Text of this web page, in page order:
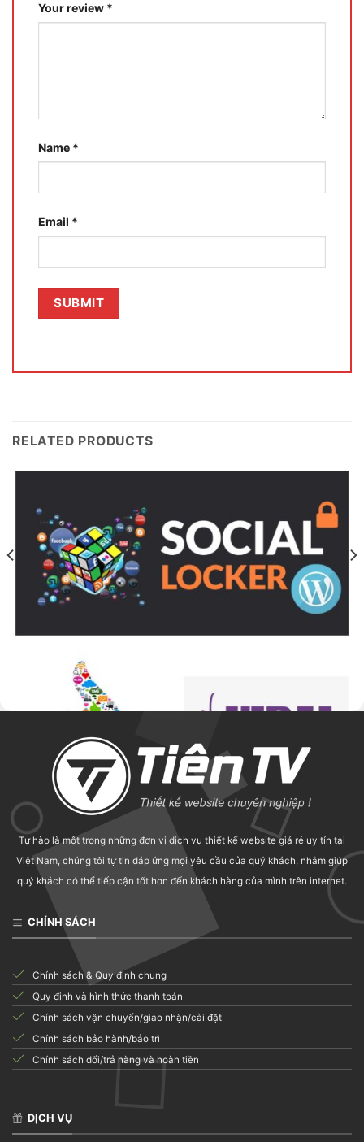
Your review *
Name *
Email *
RELATED PRODUCTS
CODE CANYON
Social Locker for WordPress
50.000₫
Tự hào là một trong những đơn vị dịch vụ thiết kế website giá rẻ uy tín tại
Việt Nam, chúng tôi tự tin đáp ứng mọi yêu cầu của quý khách, nhằm giúp
quý khách có thể tiếp cận tốt hơn đến khách hàng của mình trên internet.
CHÍNH SÁCH
Chính sách & Quy định chung
Quy định và hình thức thanh toán
Chính sách vận chuyển/giao nhận/cài đặt
Chính sách bảo hành/bảo trì
Chính sách đổi/trả hàng và hoàn tiền
DỊCH VỤ